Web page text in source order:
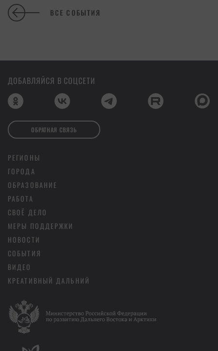
ВСЕ СОБЫТИЯ
РЕГИОНЫ
ГОРОДА
ОБРАЗОВАНИЕ
РАБОТА
СВОЁ ДЕЛО
МЕРЫ ПОДДЕРЖКИ
НОВОСТИ
СОБЫТИЯ
ВИДЕО
КРЕАТИВНЫЙ ДАЛЬНИЙ
ДОБАВЛЯЙСЯ В СОЦСЕТИ
ОБРАТНАЯ СВЯЗЬ